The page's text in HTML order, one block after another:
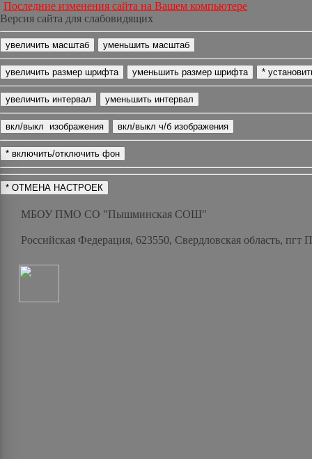
Последние изменения сайта на Вашем компьютере
Версия сайта для слабовидящих
МБОУ ПМО СО "Пышминская СОШ"
Российская Федерация, 623550, Свердловская область,